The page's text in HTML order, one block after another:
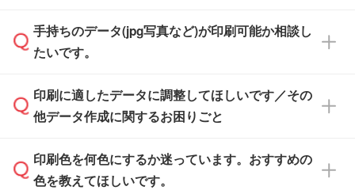
せいただければ、弊社にて無料でデザインデー
タを1点作成いたします。
積・ご注文フォームにアップロードしてご入稿
ください。
ご入稿後は経験豊富なスタッフがデータに不備
がないかチェックし、お客様と確認してから印
刷に進みますので、ご安心ください。
一部商品は入稿用テンプレートのご用意があり
ます。各商品ページの『印刷方法・テンプレー
入稿用のテンプレートはPDF形式ですが、
IllustratorやPhotoshopで開いてご利用いただけ
方」をご確認ください。
手持ちのデータ(jpg写真など)が印刷可能か相談し
たいです。
印刷に適したデータ・解像度かどうか、担当ス
タッフが事前に確認いたします。
ムへ添付いただくか、担当スタッフ宛にメール
でお送りください。
印刷に適したデータに調整してほしいです／その
他データ作成に関するお困りごと
データ作成でお困りの際には、担当スタッフが
サポートいたしますのでお気軽にご相談くださ
印刷色を何色にするか迷っています。おすすめの
色を教えてほしいです。